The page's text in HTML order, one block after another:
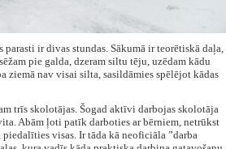
ir divas stundas. Sākumā ir teorētiskā daļa,
pie galda, dzeram siltu tēju, uzēdam kādu
ziemā nav visai silta, sasildāmies spēlējot kādas
trīs skolotājas. Šogad aktīvi darbojas skolotāja
Abām ļoti patīk darboties ar bērniem, netrūkst
visas. Ir tāda kā neoficiāla ”darba